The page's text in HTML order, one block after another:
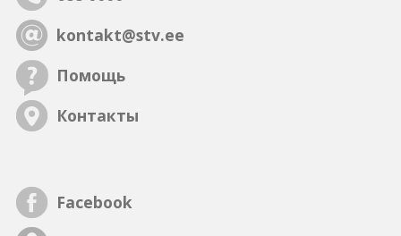
kontakt@stv.ee
Помощь
Контакты
Facebook